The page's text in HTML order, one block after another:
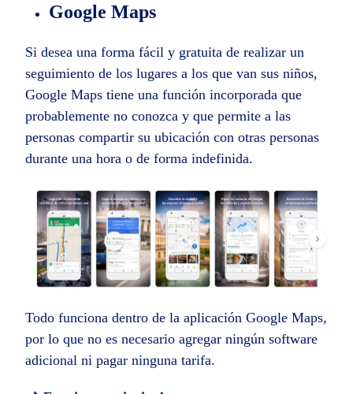
Google Maps
Si desea una forma fácil y gratuita de realizar un
seguimiento de los lugares a los que van sus niños,
Google Maps tiene una función incorporada que
probablemente no conozca y que permite a las
personas compartir su ubicación con otras personas
durante una hora o de forma indefinida.
Todo funciona dentro de la aplicación Google Maps,
por lo que no es necesario agregar ningún software
adicional ni pagar ninguna tarifa.